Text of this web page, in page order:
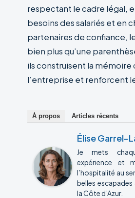
respectant le cadre légal,
besoins des salariés et en
partenaires de confiance,
bien plus qu’une
ils construisent la
l’entreprise et renforcent
À propos Articles récents
Élise Garrel-
Je mets
expérience et
l’hospitalité au
belles
la Côte d’Azur.